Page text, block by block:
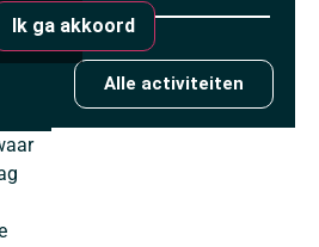
Ik ga akkoord
Alle activiteiten